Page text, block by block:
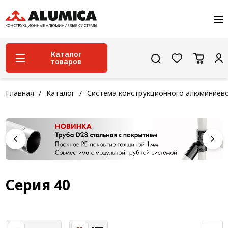
О компании
Услуги
Сервис и поддержка
Проекты
Контакты
Каталог
товаров
Система конструкционного алюминиевого
профиля
Конструкционная трубная система
Модульная трубная система
Кабельные короба
Конвейерная фурнитура
Система линейного перемещения NEW!
Главная Каталог Система конструкционного
Серия 40